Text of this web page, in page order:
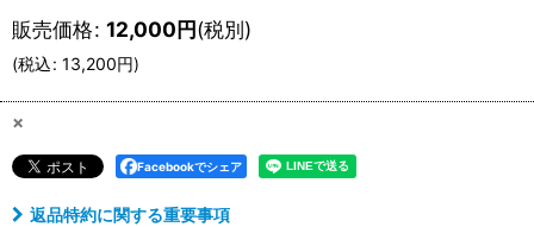
販売価格: 12,000円(税別)
(税込: 13,200円)
×
Facebookでシェア
返品特約に関する重要事項